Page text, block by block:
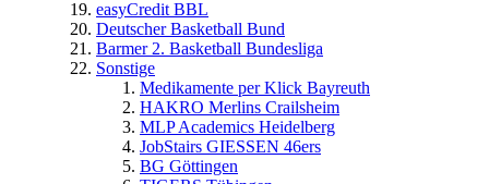
easyCredit BBL
Deutscher Basketball Bund
Barmer 2. Basketball Bundesliga
Sonstige
Medikamente per Klick Bayreuth
HAKRO Merlins Crailsheim
MLP Academics Heidelberg
JobStairs GIESSEN 46ers
BG Göttingen